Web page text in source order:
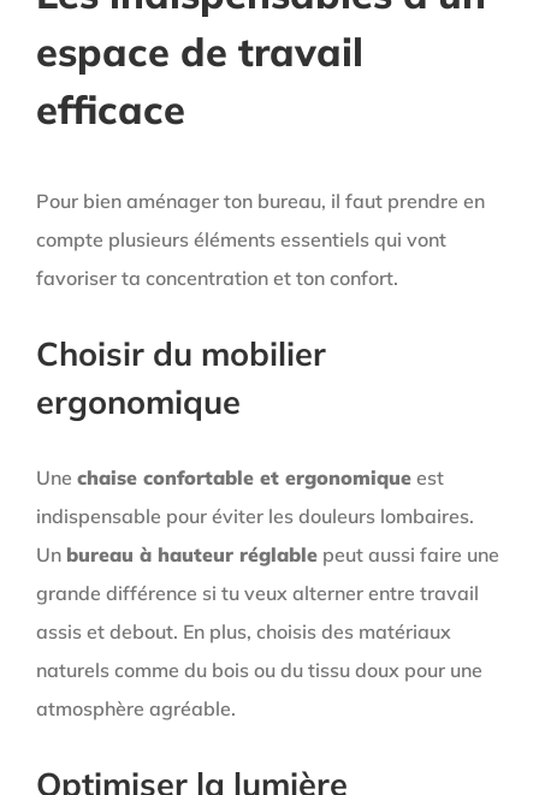
espace de travail
efficace
Pour bien aménager ton bureau, il faut prendre en
compte plusieurs éléments essentiels qui vont
favoriser ta concentration et ton confort.
Choisir du mobilier
ergonomique
Une chaise confortable et ergonomiqueest
indispensable pour éviter les douleurs lombaires.
Un bureau à hauteur réglablepeut aussi faire une
grande différence si tu veux alterner entre travail
assis et debout. En plus, choisis des matériaux
naturels comme du bois ou du tissu doux pour une
atmosphère agréable.
Optimiser la lumière